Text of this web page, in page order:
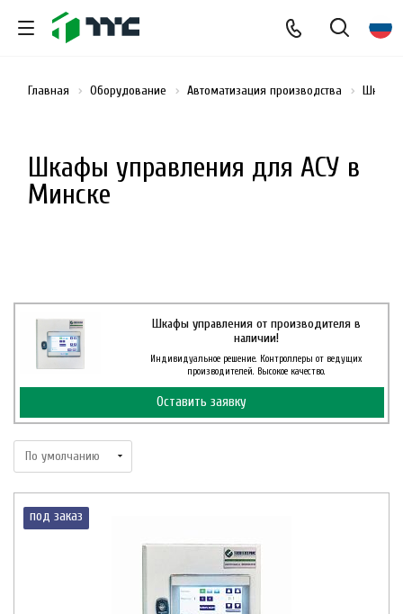
Шкафы управления для АСУ в
Минске
Главная Оборудование Автоматизация производства Шкафы
Шкафы управления от производителя в
наличии!
Индивидуальное решение. Контроллеры от ведущих
производителей. Высокое качество.
Оставить заявку
под заказ